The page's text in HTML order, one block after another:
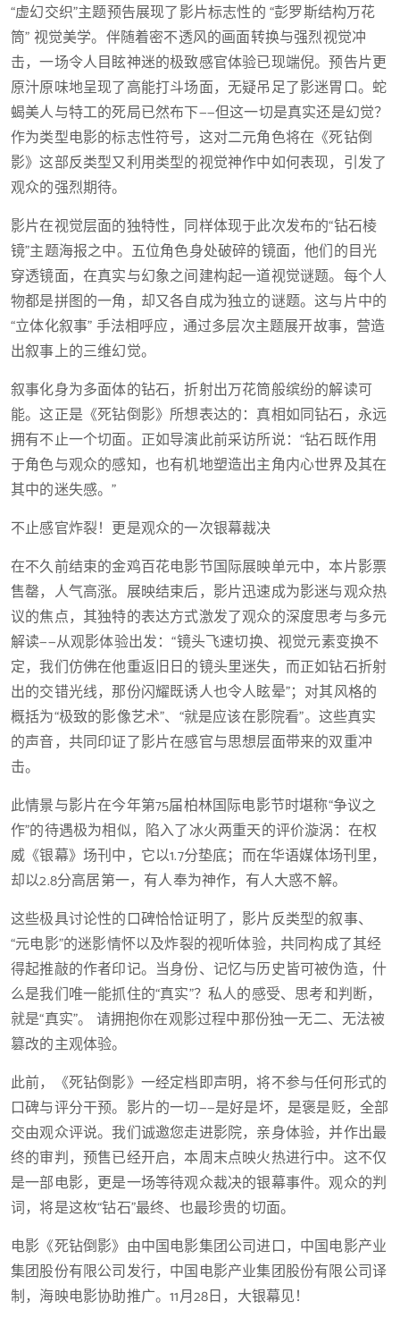
“虚幻交织”主题预告展现了影片标志性的 “彭罗斯结构万花
筒” 视觉美学。伴随着密不透风的画面转换与强烈视觉冲
击，一场令人目眩神迷的极致感官体验已现端倪。预告片更
原汁原味地呈现了高能打斗场面，无疑吊足了影迷胃口。蛇
蝎美人与特工的死局已然布下——但这一切是真实还是幻觉？
作为类型电影的标志性符号，这对二元角色将在《死钻倒
影》这部反类型又利用类型的视觉神作中如何表现，引发了
观众的强烈期待。
影片在视觉层面的独特性，同样体现于此次发布的“钻石棱
镜”主题海报之中。五位角色身处破碎的镜面，他们的目光
穿透镜面，在真实与幻象之间建构起一道视觉谜题。每个人
物都是拼图的一角，却又各自成为独立的谜题。这与片中的
“立体化叙事” 手法相呼应，通过多层次主题展开故事，营造
出叙事上的三维幻觉。
叙事化身为多面体的钻石，折射出万花筒般缤纷的解读可
能。这正是《死钻倒影》所想表达的：真相如同钻石，永远
拥有不止一个切面。正如导演此前采访所说：“钻石既作用
于角色与观众的感知，也有机地塑造出主角内心世界及其在
其中的迷失感。”
不止感官炸裂！更是观众的一次银幕裁决
在不久前结束的金鸡百花电影节国际展映单元中，本片影票
售罄，人气高涨。展映结束后，影片迅速成为影迷与观众热
议的焦点，其独特的表达方式激发了观众的深度思考与多元
解读——从观影体验出发：“镜头飞速切换、视觉元素变换不
定，我们仿佛在他重返旧日的镜头里迷失，而正如钻石折射
出的交错光线，那份闪耀既诱人也令人眩晕”；对其风格的
概括为“极致的影像艺术”、“就是应该在影院看”。这些真实
的声音，共同印证了影片在感官与思想层面带来的双重冲
击。
此情景与影片在今年第75届柏林国际电影节时堪称“争议之
作”的待遇极为相似，陷入了冰火两重天的评价漩涡：在权
威《银幕》场刊中，它以1.7分垫底；而在华语媒体场刊里，
却以2.8分高居第一，有人奉为神作，有人大惑不解。
这些极具讨论性的口碑恰恰证明了，影片反类型的叙事、
“元电影”的迷影情怀以及炸裂的视听体验，共同构成了其经
得起推敲的作者印记。当身份、记忆与历史皆可被伪造，什
么是我们唯一能抓住的“真实”？私人的感受、思考和判断，
就是“真实”。 请拥抱你在观影过程中那份独一无二、无法被
篡改的主观体验。
此前，《死钻倒影》一经定档即声明，将不参与任何形式的
口碑与评分干预。影片的一切——是好是坏，是褒是贬，全部
交由观众评说。我们诚邀您走进影院，亲身体验，并作出最
终的审判，预售已经开启，本周末点映火热进行中。这不仅
是一部电影，更是一场等待观众裁决的银幕事件。观众的判
词，将是这枚“钻石”最终、也最珍贵的切面。
电影《死钻倒影》由中国电影集团公司进口，中国电影产业
集团股份有限公司发行，中国电影产业集团股份有限公司译
制，海映电影协助推广。11月28日，大银幕见！